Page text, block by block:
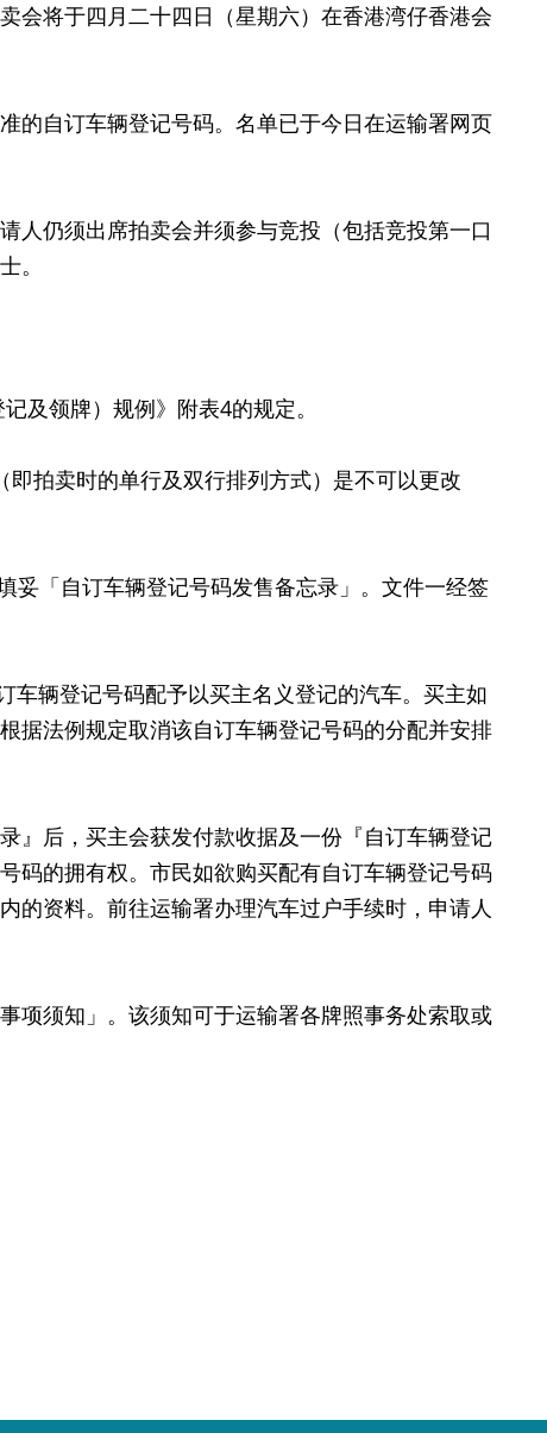
将于四月二十四日（星期六）在香港湾仔香港会
自订车辆登记号码。名单已于今日在运输署网页
仍须出席拍卖会并须参与竞投（包括竞投第一口
。
及领牌）规例》附表4的规定。
即拍卖时的单行及双行排列方式）是不可以更改
妥「自订车辆登记号码发售备忘录」。文件一经签
车辆登记号码配予以买主名义登记的汽车。买主如
据法例规定取消该自订车辆登记号码的分配并安排
后，买主会获发付款收据及一份『自订车辆登记
码的拥有权。市民如欲购买配有自订车辆登记号码
的资料。前往运输署办理汽车过户手续时，申请人
须知」。该须知可于运输署各牌照事务处索取或